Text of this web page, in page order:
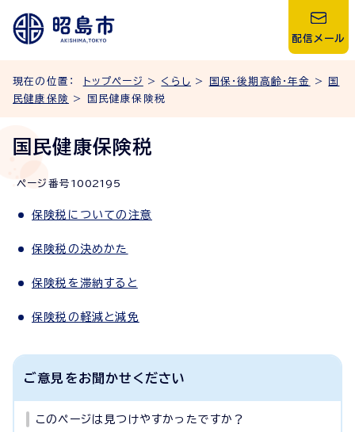
配信メール
現在の位置： トップページ > くらし > 国保・後期高齢・年金 >
国
民健康保険 > 国民健康保険税
国民健康保険税
ページ番号 1002195
保険税についての注意
保険税の決めかた
保険税を滞納すると
保険税の軽減と減免
ご意見をお聞かせください
このページは見つけやすかったですか？